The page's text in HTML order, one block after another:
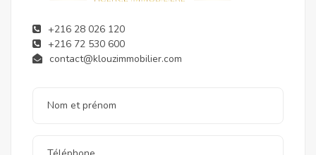
+216 28 026 120
+216 72 530 600
contact@klouzimmobilier.com